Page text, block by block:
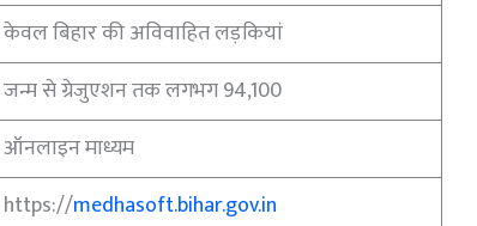
केवल बिहार की अविवाहित लड़कियां
जन्म से ग्रेजुएशन तक लगभग 94,100
ऑनलाइन माध्यम
https://medhasoft.bihar.gov.in